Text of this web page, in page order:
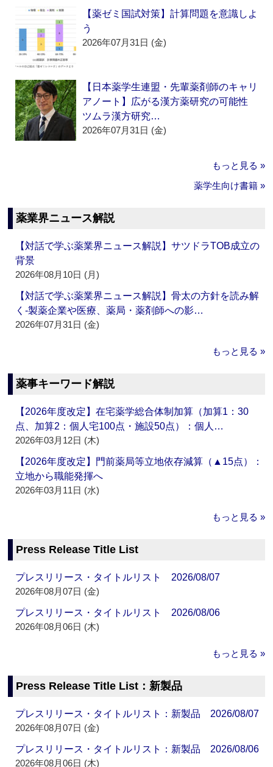
【薬ゼミ国試対策】計算問題を意識しよ
う
2026年07月31日 (金)
【日本薬学生連盟・先輩薬剤師のキャリ
アノート】広がる漢方薬研究の可能性
ツムラ漢方研究…
2026年07月31日 (金)
もっと見る »
薬学生向け書籍 »
薬業界ニュース解説
【対話で学ぶ薬業界ニュース解説】サツドラTOB成立の
背景
2026年08月10日 (月)
【対話で学ぶ薬業界ニュース解説】骨太の方針を読み解
く‐製薬企業や医療、薬局・薬剤師への影…
2026年07月31日 (金)
もっと見る »
薬事キーワード解説
【2026年度改定】在宅薬学総合体制加算（加算1：30
点、加算2：個人宅100点・施設50点）：個人…
2026年03月12日 (木)
【2026年度改定】門前薬局等立地依存減算（▲15点）：
立地から職能発揮へ
2026年03月11日 (水)
もっと見る »
Press Release Title List
プレスリリース・タイトルリスト 2026/08/07
2026年08月07日 (金)
プレスリリース・タイトルリスト 2026/08/06
2026年08月06日 (木)
もっと見る »
Press Release Title List：新製品
プレスリリース・タイトルリスト：新製品 2026/08/07
2026年08月07日 (金)
プレスリリース・タイトルリスト：新製品 2026/08/06
2026年08月06日 (木)